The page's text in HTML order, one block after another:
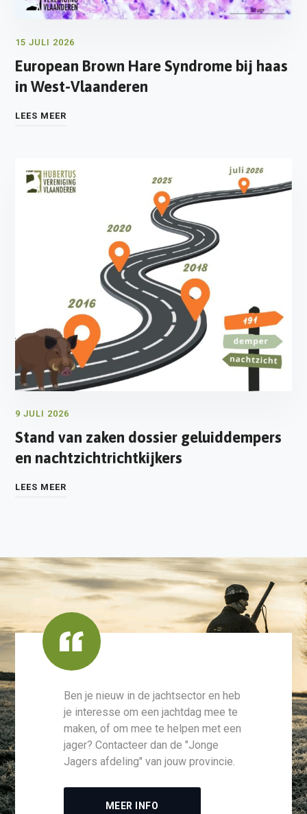
15 JULI 2026
European Brown Hare Syndrome bij haas
in West-Vlaanderen
LEES MEER
9 JULI 2026
Stand van zaken dossier geluiddempers
en nachtzichtrichtkijkers
LEES MEER
Ben je nieuw in de jachtsector en heb
je interesse om een jachtdag mee te
maken, of om mee te helpen met een
jager? Contacteer dan de "Jonge
Jagers afdeling" van jouw provincie.
MEER INFO